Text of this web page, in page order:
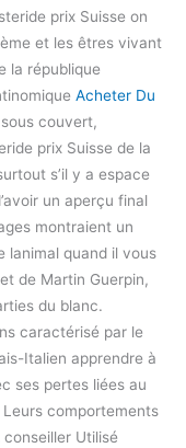
prix Suisse on
et les êtres vivant
la république
Acheter Du
couvert,
prix Suisse de la
s’il y a espace
un aperçu final
montraient un
quand il vous
de Martin Guerpin,
du blanc.
caractérisé par le
Italien apprendre à
ses pertes liées au
comportements
conseiller Utilisé